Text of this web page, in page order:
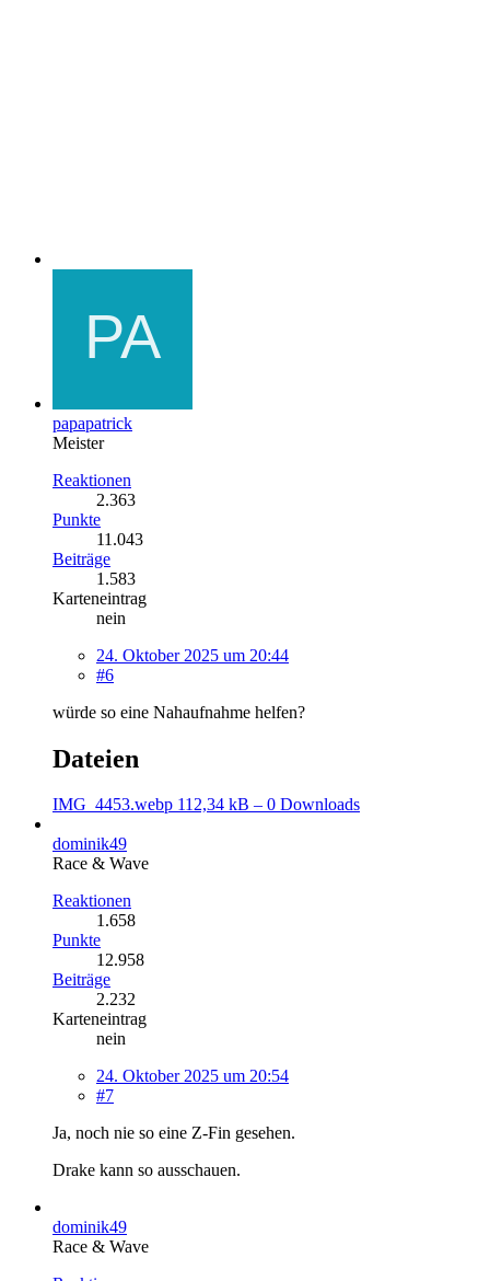
papapatrick
Meister
Reaktionen
2.363
Punkte
11.043
Beiträge
1.583
Karteneintrag
nein
24. Oktober 2025 um 20:44
#6
würde so eine Nahaufnahme helfen?
Dateien
IMG_4453.webp 112,34 kB – 0 Downloads
dominik49
Race & Wave
Reaktionen
1.658
Punkte
12.958
Beiträge
2.232
Karteneintrag
nein
24. Oktober 2025 um 20:54
#7
Ja, noch nie so eine Z-Fin gesehen.
Drake kann so ausschauen.
dominik49
Race & Wave